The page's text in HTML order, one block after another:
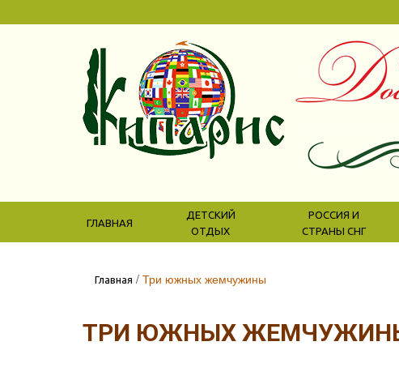
ГЛАВНАЯ
ДЕТСКИЙ
ОТДЫХ
РОССИЯ И
СТРАНЫ СНГ
Главная / Три южных жемчужины
ТРИ ЮЖНЫХ